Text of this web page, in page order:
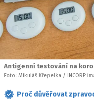
Antigenní testování na
Foto: Mikuláš Křepelka / INCORP
Proč důvěřovat